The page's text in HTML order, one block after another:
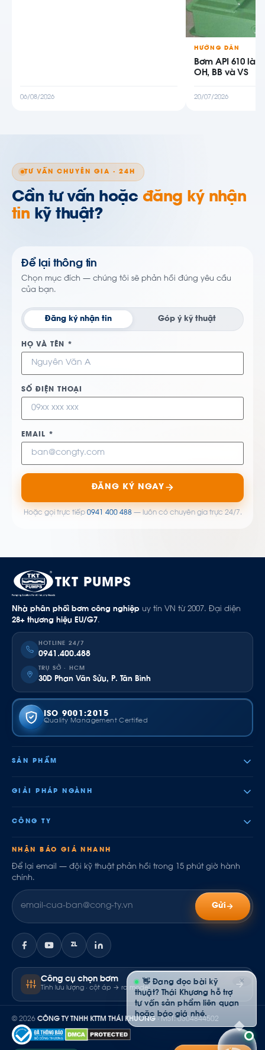
06/08/2026
HƯỚNG DẪN
Bơm API 610 là
OH, BB và VS
20/07/2026
TƯ VẤN CHUYÊN GIA · 24H
Cần tư vấn hoặc đăng ký nhận
tin kỹ thuật?
Để lại thông tin
Chọn mục đích — chúng tôi sẽ phản hồi đúng yêu cầu
của bạn.
Đăng ký nhận tin Góp ý kỹ thuật
HỌ VÀ TÊN *
SỐ ĐIỆN THOẠI
EMAIL *
ĐĂNG KÝ NGAY
Hoặc gọi trực tiếp 0941 400 488— luôn có chuyên gia trực 24/7.
TKT PUMPS
Nhà phân phối bơm công nghiệp uy tín VN từ 2007. Đại diện
28+ thương hiệu EU/G7.
HOTLINE 24/7
0941.400.488
TRỤ SỞ · HCM
30D Phan Văn Sửu, P. Tân Bình
ISO 9001:2015
Quality Management Certified
SẢN PHẨM
GIẢI PHÁP NGÀNH
CÔNG TY
NHẬN BÁO GIÁ NHANH
Để lại email — đội kỹ thuật phản hồi trong 15 phút giờ hành
chính.
Gửi
ZL
Công cụ chọn bơm
Tính lưu lượng · cột áp → ra model
© 2026 CÔNG TY TNHH KTTM THÁI KHƯƠNG · MST: 0304844502
✕
👋 Đang đọc bài kỹ
thuật? Thái Khương hỗ trợ
tư vấn sản phẩm liên quan
hoặc báo giá nhé.